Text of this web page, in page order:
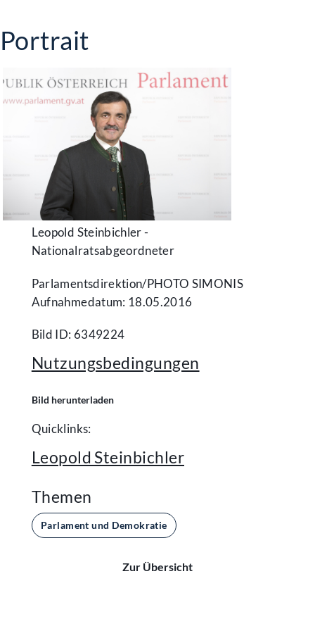
Portrait
Leopold Steinbichler -
Nationalratsabgeordneter
Parlamentsdirektion/​PHOTO SIMONIS
Aufnahmedatum: 18.05.2016
Bild ID: 6349224
Nutzungsbedingungen
Bild herunterladen
Quicklinks:
Leopold Steinbichler
Themen
Parlament und Demokratie
Zur Übersicht